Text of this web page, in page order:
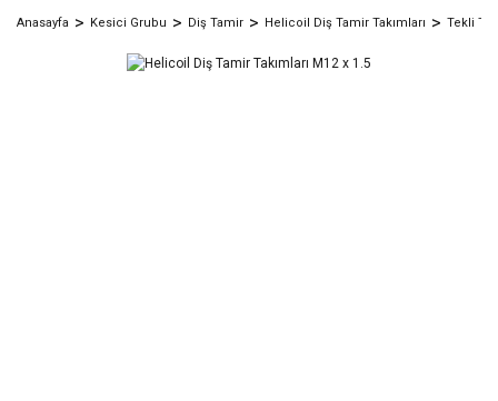
Anasayfa Kesici Grubu Diş Tamir Helicoil Diş Tamir Takımları Tekli